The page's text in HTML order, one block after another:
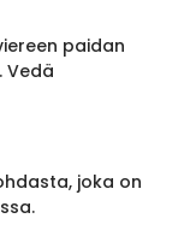
paidan
Vedä
joka on